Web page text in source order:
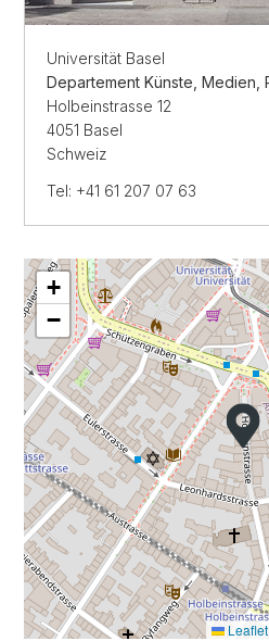
Universität Basel
Departement Künste, Medien,
Holbeinstrasse 12
4051 Basel
Schweiz
Tel: +41 61 207 07 63
+
−
Leaflet